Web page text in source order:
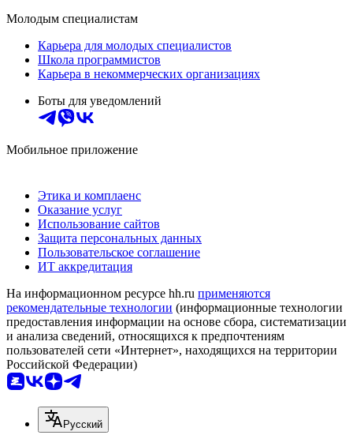
Молодым специалистам
Карьера для молодых специалистов
Школа программистов
Карьера в некоммерческих организациях
Боты для уведомлений
Мобильное приложение
Этика и комплаенс
Оказание услуг
Использование сайтов
Защита персональных данных
Пользовательское соглашение
ИТ аккредитация
На информационном ресурсе hh.ru применяются
рекомендательные технологии (информационные технологии
предоставления информации на основе сбора, систематизации
и анализа сведений, относящихся к предпочтениям
пользователей сети «Интернет», находящихся на территории
Российской Федерации)
Русский